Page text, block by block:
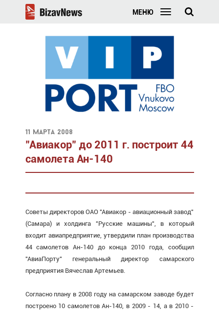
МЕНЮ
11 марта 2008
"Авиакор" до 2011 г. построит 44
самолета Ан-140
Советы директоров ОАО "Авиакор - авиационный завод"
(Самара) и холдинга "Русские машины", в который
входит авиапредприятие, утвердили план производства
44 самолетов Ан-140 до конца 2010 года, сообщил
"АвиаПорту" генеральный директор самарского
предприятия Вячеслав Артемьев.
Согласно плану в 2008 году на самарском заводе будет
построено 10 самолетов Ан-140, в 2009 - 14, а в 2010 -